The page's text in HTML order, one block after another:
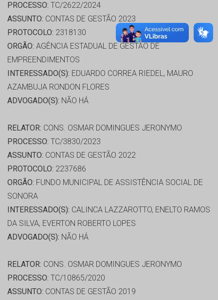
PROCESSO: TC/2622/2024
ASSUNTO: CONTAS DE GESTÃO 2023
PROTOCOLO: 2318130
ORGÃO: AGÊNCIA ESTADUAL DE GESTÃO DE
EMPREENDIMENTOS
INTERESSADO(S): EDUARDO CORREA RIEDEL, MAURO
AZAMBUJA RONDON FLORES
ADVOGADO(S): NÃO HÁ
RELATOR: CONS. OSMAR DOMINGUES JERONYMO
PROCESSO: TC/3830/2023
ASSUNTO: CONTAS DE GESTÃO 2022
PROTOCOLO: 2237686
ORGÃO: FUNDO MUNICIPAL DE ASSISTÊNCIA SOCIAL DE
SONORA
INTERESSADO(S): CALINCA LAZZAROTTO, ENELTO RAMOS
DA SILVA, EVERTON ROBERTO LOPES
ADVOGADO(S): NÃO HÁ
RELATOR: CONS. OSMAR DOMINGUES JERONYMO
PROCESSO: TC/10865/2020
ASSUNTO: CONTAS DE GESTÃO 2019